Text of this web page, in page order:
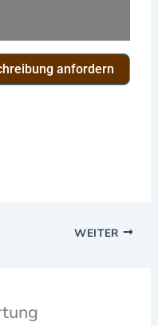
anfordern
WEITER